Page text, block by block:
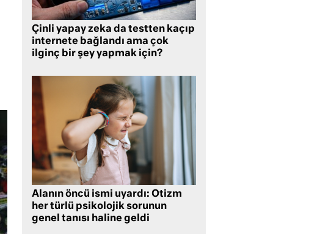
Çinli yapay zeka da testten kaçıp
internete bağlandı ama çok
ilginç bir şey yapmak için?
Alanın öncü ismi uyardı: Otizm
her türlü psikolojik sorunun
genel tanısı haline geldi